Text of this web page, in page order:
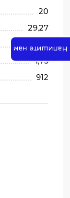
20
29,27
10
1,75
912
Напишите нам